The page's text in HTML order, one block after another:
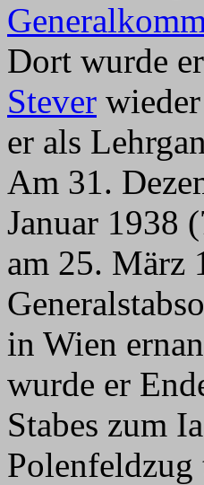
Dort wurde
Stever
er als
Am 31.
Januar 1938
am 25. März
in Wien
wurde er
Stabes zum